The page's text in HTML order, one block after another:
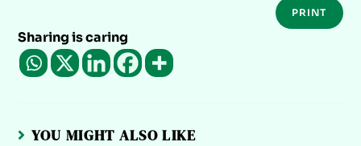
PRINT
Sharing is caring
YOU MIGHT ALSO LIKE